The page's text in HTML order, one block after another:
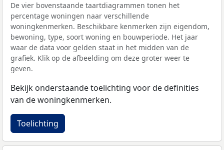
De vier bovenstaande taartdiagrammen tonen het
percentage woningen naar verschillende
woningkenmerken. Beschikbare kenmerken zijn eigendom,
bewoning, type, soort woning en bouwperiode. Het jaar
waar de data voor gelden staat in het midden van de
grafiek. Klik op de afbeelding om deze groter weer te
geven.
Bekijk onderstaande toelichting voor de definities
van de woningkenmerken.
Toelichting